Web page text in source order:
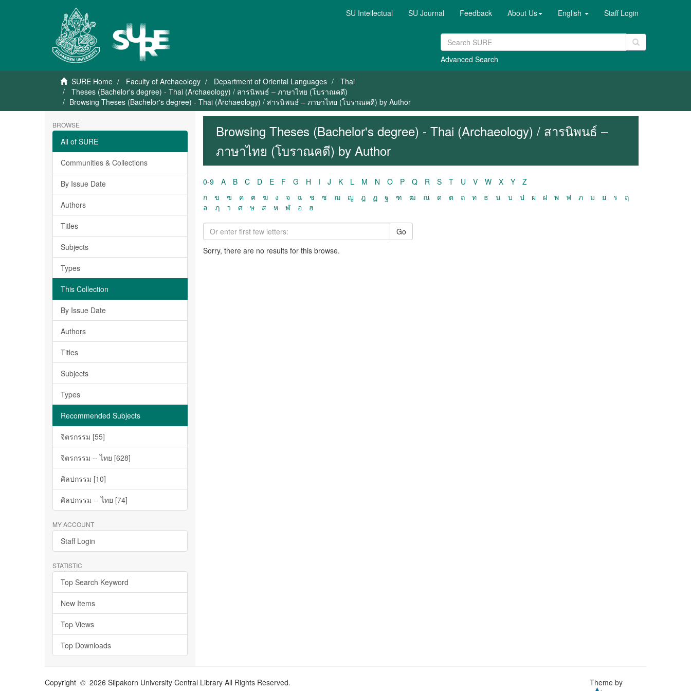
SU Intellectual SU Journal Feedback About Us English Staff Login
Advanced Search
SURE Home Faculty of Archaeology Department of Oriental Languages
Thai
Theses (Bachelor's degree) - Thai (Archaeology) / สารนิพนธ์ – ภาษาไทย (โบราณคดี)
Browsing Theses (Bachelor's degree) - Thai (Archaeology) / สารนิพนธ์ – ภาษาไทย (โบราณคดี) by Author
BROWSE
All of SURE
Communities & Collections
By Issue Date
Authors
Titles
Subjects
Types
This Collection
By Issue Date
Authors
Titles
Subjects
Types
Recommended Subjects
จิตรกรรม [55]
จิตรกรรม -- ไทย [628]
ศิลปกรรม [10]
ศิลปกรรม -- ไทย [74]
MY ACCOUNT
Staff Login
STATISTIC
Top Search Keyword
New Items
Top Views
Top Downloads
Browsing Theses (Bachelor's degree) - Thai (Archaeology) / สารนิพนธ์ –
ภาษาไทย (โบราณคดี) by Author
0-9 A B C D E F G H I J K L M N O P Q R S T U V W X Y
Z
ก
ข ฃ ค ฅ ฆ ง จ ฉ ช ซ ฌ ญ ฎ ฏ ฐ ฑ ฒ ณ ด ต ถ ท ธ น บ ป ผ ฝ พ ฟ ภ ม ย ร
ฤ
ล
ฦ ว ศ ษ ส ห ฬ อ ฮ
Go
Sorry, there are no results for this browse.
Copyright © 2026 Silpakorn University Central Library All Rights Reserved. Theme by